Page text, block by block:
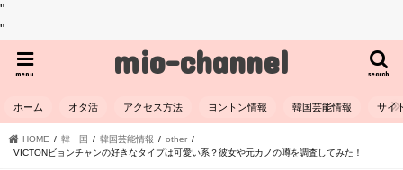
"
"
mio-channel search
menu
ホーム オタ活 アクセス方法 ヨントン情報 韓国芸能情報 サイ
HOME 韓 国 韓国芸能情報
other
VICTONビョンチャンの好きなタイプは可愛い系？彼女や元カノの噂を調査してみた！